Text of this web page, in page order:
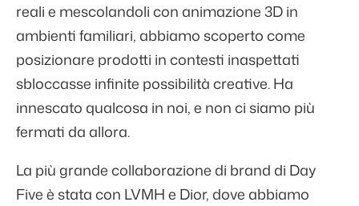
reali e mescolandoli con animazione 3D in
ambienti familiari, abbiamo scoperto come
posizionare prodotti in contesti inaspettati
sbloccasse infinite possibilità creative. Ha
innescato qualcosa in noi, e non ci siamo più
fermati da allora.
La più grande collaborazione di brand di Day
Five è stata con LVMH e Dior, dove abbiamo